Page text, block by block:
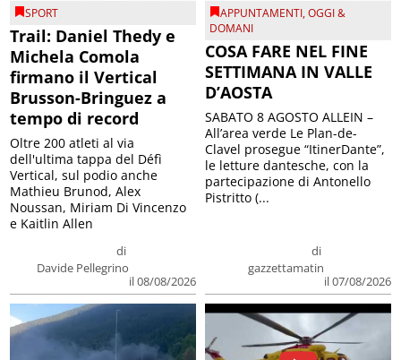
SPORT
Trail: Daniel Thedy e
Michela Comola
firmano il Vertical
Brusson-Bringuez a
tempo di record
di
Davide Pellegrino
il 08/08/2026
Oltre 200 atleti al via
dell'ultima tappa del Défì
Vertical, sul podio anche
Mathieu Brunod, Alex
Noussan, Miriam Di Vincenzo
e Kaitlin Allen
APPUNTAMENTI,OGGI &
DOMANI
COSA FARE NEL FINE
SETTIMANA IN VALLE
D’AOSTA
di
gazzettamatin
il 07/08/2026
SABATO 8 AGOSTO ALLEIN –
All’area verde Le Plan-de-
Clavel prosegue “ItinerDante”,
le letture dantesche, con la
partecipazione di Antonello
Pistritto (...